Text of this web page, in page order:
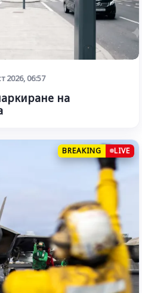
2026, 06:57
на
BREAKING LIVE